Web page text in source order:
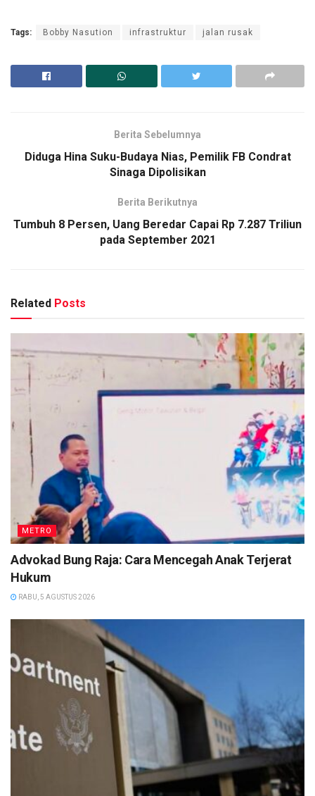
Tags: Bobby Nasution infrastruktur jalan rusak
Berita Sebelumnya
Diduga Hina Suku-Budaya Nias, Pemilik FB Condrat
Sinaga Dipolisikan
Berita Berikutnya
Tumbuh 8 Persen, Uang Beredar Capai Rp 7.287 Triliun
pada September 2021
Related Posts
METRO
Advokad Bung Raja: Cara Mencegah Anak Terjerat
Hukum
RABU, 5 AGUSTUS 2026